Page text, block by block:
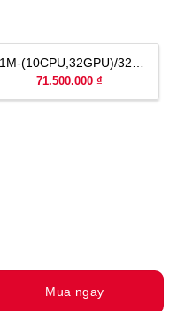
71.500.000 ₫
Mua ngay